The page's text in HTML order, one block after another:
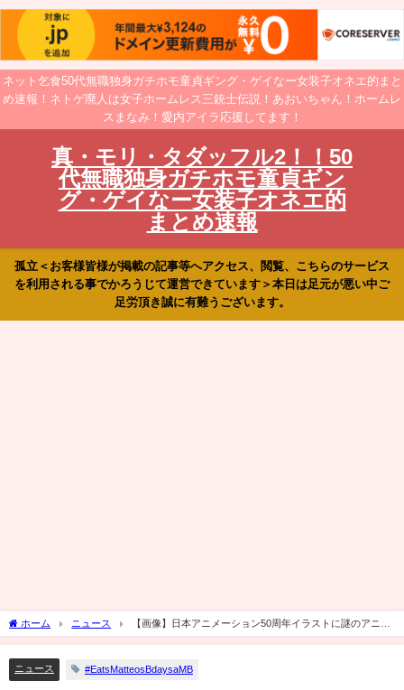
ネット乞食50代無職独身ガチホモ童貞ギング・ゲイなー女装子オネエ的まと
め速報！ネトゲ廃人は女子ホームレス三銃士伝説！あおいちゃん！ホームレ
スまなみ！愛内アイラ応援してます！
真・モリ・タダッフル2！！50
代無職独身ガチホモ童貞ギン
グ・ゲイなー女装子オネエ的
まとめ速報
孤立＜お客様皆様が掲載の記事等へアクセス、閲覧、こちらのサービス
を利用される事でかろうじて運営できています＞本日は足元が悪い中ご
足労頂き誠に有難うございます。
ホーム ニュース
【画像】日本アニメーション50周年イラストに謎のアニメ
が紛れ込む
ニュース #EatsMatteosBdaysaMB